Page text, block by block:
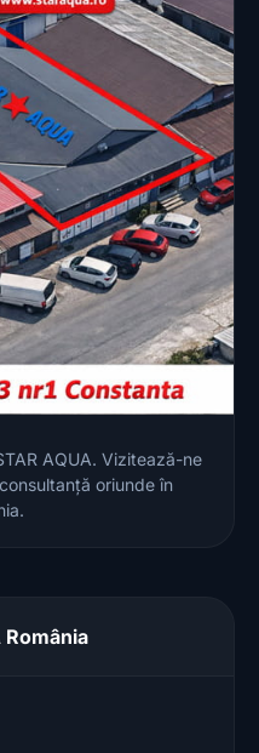
AQUA. Vizitează-ne
oriunde în
România